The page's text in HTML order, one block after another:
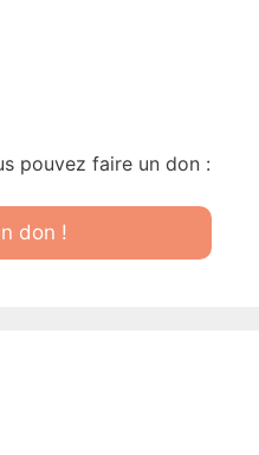
pouvez faire un don :
don !